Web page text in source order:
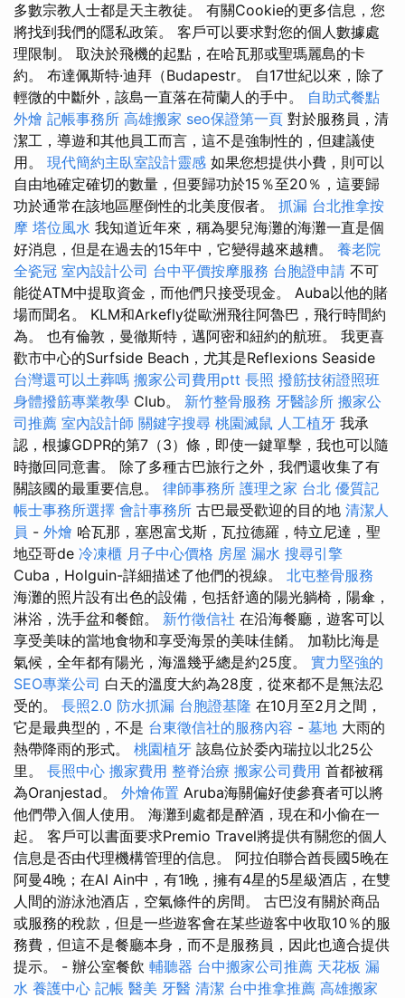
多數宗教人士都是天主教徒。 有關Cookie的更多信息，您
將找到我們的隱私政策。 客戶可以要求對您的個人數據處
理限制。 取決於飛機的起點，在哈瓦那或聖瑪麗島的卡
約。 布達佩斯特·迪拜（Budapestr。 自17世紀以來，除了
輕微的中斷外，該島一直落在荷蘭人的手中。 自助式餐點
外燴 記帳事務所 高雄搬家 seo保證第一頁 對於服務員，清
潔工，導遊和其他員工而言，這不是強制性的，但建議使
用。 現代簡約主臥室設計靈感 如果您想提供小費，則可以
自由地確定確切的數量，但要歸功於15％至20％，這要歸
功於通常在該地區壓倒性的北美度假者。 抓漏 台北推拿按
摩 塔位風水 我知道近年來，稱為嬰兒海灘的海灘一直是個
好消息，但是在過去的15年中，它變得越來越糟。 養老院
全瓷冠 室內設計公司 台中平價按摩服務 台胞證申請 不可
能從ATM中提取資金，而他們只接受現金。 Auba以他的賭
場而聞名。 KLM和Arkefly從歐洲飛往阿魯巴，飛行時間約
為。 也有倫敦，曼徹斯特，邁阿密和紐約的航班。 我更喜
歡市中心的Surfside Beach，尤其是Reflexions Seaside
台灣還可以土葬嗎 搬家公司費用ptt 長照 撥筋技術證照班
身體撥筋專業教學 Club。 新竹整骨服務 牙醫診所 搬家公
司推薦 室內設計師 關鍵字搜尋 桃園滅鼠 人工植牙 我承
認，根據GDPR的第7（3）條，即使一鍵單擊，我也可以隨
時撤回同意書。 除了多種古巴旅行之外，我們還收集了有
關該國的最重要信息。 律師事務所 護理之家 台北 優質記
帳士事務所選擇 會計事務所 古巴最受歡迎的目的地 清潔人
員 - 外燴 哈瓦那，塞恩富戈斯，瓦拉德羅，特立尼達，聖
地亞哥de 冷凍櫃 月子中心價格 房屋 漏水 搜尋引擎
Cuba，Holguin-詳細描述了他們的視線。 北屯整骨服務
海灘的照片設有出色的設備，包括舒適的陽光躺椅，陽傘，
淋浴，洗手盆和餐館。 新竹徵信社 在沿海餐廳，遊客可以
享受美味的當地食物和享受海景的美味佳餚。 加勒比海是
氣候，全年都有陽光，海溫幾乎總是約25度。 實力堅強的
SEO專業公司 白天的溫度大約為28度，從來都不是無法忍
受的。 長照2.0 防水抓漏 台胞證基隆 在10月至2月之間，
它是最典型的，不是 台東徵信社的服務內容 - 墓地 大雨的
熱帶降雨的形式。 桃園植牙 該島位於委內瑞拉以北25公
里。 長照中心 搬家費用 整脊治療 搬家公司費用 首都被稱
為Oranjestad。 外燴佈置 Aruba海關偏好使參賽者可以將
他們帶入個人使用。 海灘到處都是醉酒，現在和小偷在一
起。 客戶可以書面要求Premio Travel將提供有關您的個人
信息是否由代理機構管理的信息。 阿拉伯聯合酋長國5晚在
阿曼4晚；在Al Ain中，有1晚，擁有4星的5星級酒店，在雙
人間的游泳池酒店，空氣條件的房間。 古巴沒有關於商品
或服務的稅款，但是一些遊客會在某些遊客中收取10％的服
務費，但這不是餐廳本身，而不是服務員，因此也適合提供
提示。 - 辦公室餐飲 輔聽器 台中搬家公司推薦 天花板 漏
水 養護中心 記帳 醫美 牙醫 清潔 台中推拿推薦 高雄搬家